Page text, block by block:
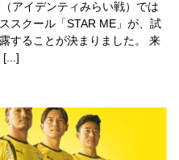
アイデンティみらい戦）では
スクール「STAR ME」が、試
することが決まりました。 来
[...]